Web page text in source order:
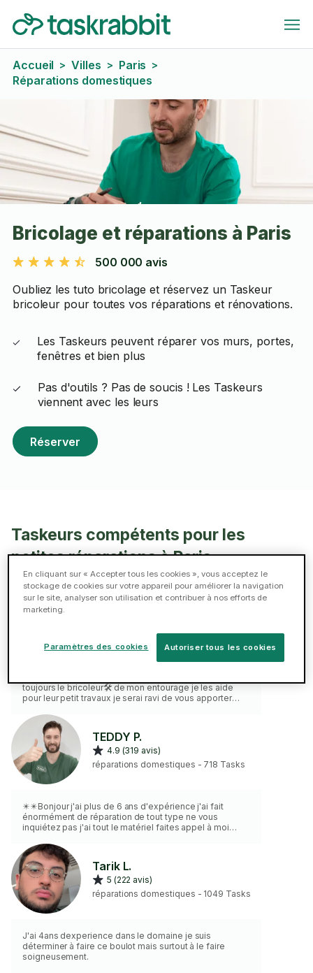
Accueil > Villes > Paris >
Réparations domestiques
Bricolage et réparations à Paris
500 000 avis
Oubliez les tuto bricolage et réservez un Taskeur
bricoleur pour toutes vos réparations et rénovations.
Les Taskeurs peuvent réparer vos murs, portes,
fenêtres et bien plus
Pas d'outils ? Pas de soucis ! Les Taskeurs
viennent avec les leurs
Réserver
Taskeurs compétents pour les
petites réparations à Paris
Rabie B.
réparations domestiques - 200 Tasks
toujours le bricoleur🛠 de mon entourage je les aide
pour leur petit travaux je serai ravi de vous apporter
viendrais avec mon propre matériel professionnel 🔨🛠
🔧 visseuse perforateur etc pas les produits colle visse
cheville silicone etcTEDDY P.
4.9 (319 avis)
réparations domestiques - 718 Tasks
✴️✴️Bonjour j'ai plus de 6 ans d'expérience j'ai fait
énormément de réparation de tout type ne vous
inquiétez pas j'ai tout le matériel faites appel à moi
⭐⭐⭐⭐⭐ et plus de 2000 missions à mon actif !! ✴️💥💥
Envoyez moi simplement votre demande il y a de
grande chance pour que je répare cela !! Je fais un peu
près tout par contre je ne répare pas l'électroménager
⚠️⚠️
Tarik L.
5 (222 avis)
réparations domestiques - 1049 Tasks
J'ai 4ans dexperience dans le domaine je suis
déterminer à faire ce boulot mais surtout à le faire
soigneusement.
En cliquant sur « Accepter tous les cookies », vous acceptez le
stockage de cookies sur votre appareil pour améliorer la navigation
sur le site, analyser son utilisation et contribuer à nos efforts de
marketing.
Autoriser tous les cookies
Paramètres des cookies